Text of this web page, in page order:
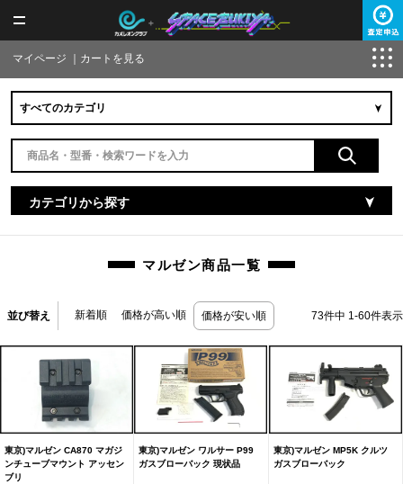
マイページ カートを見る
カテゴリから探す
マルゼン商品一覧
並び替え 新着順 価格が高い順 価格が安い順 73件中 1-60件表示
東京)マルゼン CA870 マガジ
ンチューブマウント アッセン
ブリ
東京)マルゼン ワルサー P99
ガスブローバック 現状品
東京)マルゼン MP5K クルツ
ガスブローバック